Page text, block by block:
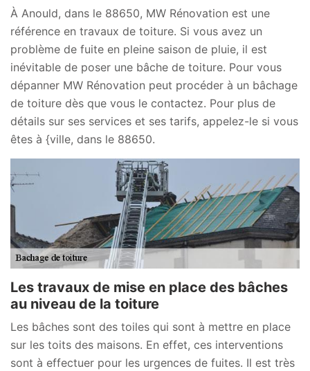
À Anould, dans le 88650, MW Rénovation est une
référence en travaux de toiture. Si vous avez un
problème de fuite en pleine saison de pluie, il est
inévitable de poser une bâche de toiture. Pour vous
dépanner MW Rénovation peut procéder à un bâchage
de toiture dès que vous le contactez. Pour plus de
détails sur ses services et ses tarifs, appelez-le si vous
êtes à {ville, dans le 88650.
Les travaux de mise en place des bâches
au niveau de la toiture
Les bâches sont des toiles qui sont à mettre en place
sur les toits des maisons. En effet, ces interventions
sont à effectuer pour les urgences de fuites. Il est très